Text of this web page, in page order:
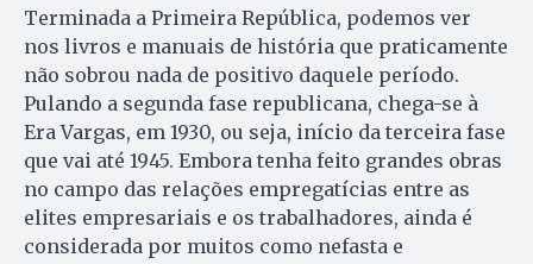
Terminada a Primeira República, podemos ver
nos livros e manuais de história que praticamente
não sobrou nada de positivo daquele período.
Pulando a segunda fase republicana, chega-se à
Era Vargas, em 1930, ou seja, início da terceira fase
que vai até 1945. Embora tenha feito grandes obras
no campo das relações empregatícias entre as
elites empresariais e os trabalhadores, ainda é
considerada por muitos como nefasta e